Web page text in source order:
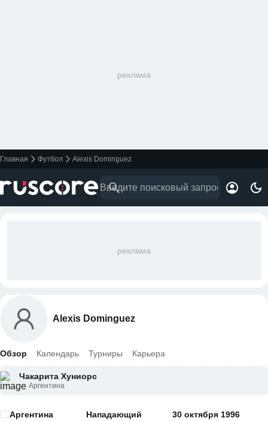
реклама
Главная Футбол Alexis Dominguez
реклама
Alexis Dominguez
Обзор Календарь Турниры Карьера
Чакарита Хуниорс
Аргентина
Аргентина
Нападающий
30 октября 1996